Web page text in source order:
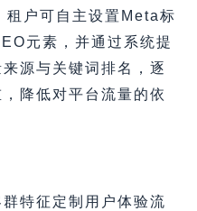
租户可自主设置Meta标
元素，并通过系统提
源与关键词排名，逐
降低对平台流量的依
特征定制用户体验流